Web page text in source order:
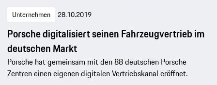
Unternehmen 28.10.2019
Porsche digitalisiert seinen Fahrzeugvertrieb im
deutschen Markt
Porsche hat gemeinsam mit den 88 deutschen Porsche
Zentren einen eigenen digitalen Vertriebskanal eröffnet.